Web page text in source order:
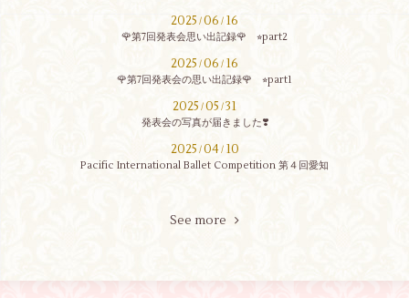
2025 /06 / 16
🌹第7回発表会思い出記録🌹 ⭐︎part2
2025 /06 / 16
🌹第7回発表会の思い出記録🌹 ⭐︎part1
2025 /05 /31
発表会の写真が届きました❣️
2025 /04/ 10
Pacific International Ballet Competition 第４回愛知
See more